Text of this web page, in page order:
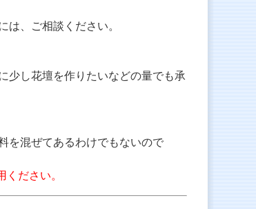
は、ご相談ください。
少し花壇を作りたいなどの量でも承
を混ぜてあるわけでもないので
ださい。